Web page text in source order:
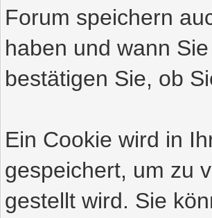
Forum speichern
haben und wann
bestätigen Sie, ob
Ein Cookie wird in
gespeichert, um zu
gestellt wird. Sie